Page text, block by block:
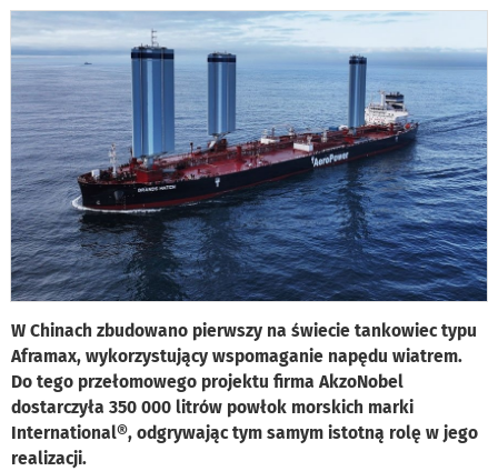
W Chinach zbudowano pierwszy na świecie tankowiec typu
Aframax, wykorzystujący wspomaganie napędu wiatrem.
Do tego przełomowego projektu firma AkzoNobel
dostarczyła 350 000 litrów powłok morskich marki
International®, odgrywając tym samym istotną rolę w jego
realizacji.